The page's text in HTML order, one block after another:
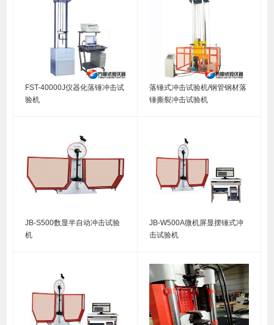
FST-40000J仪器化落锤冲击试
验机
落锤式冲击试验机/钢管钢材落
锤撕裂冲击试验机
JB-S500数显半自动冲击试验
机
JB-W500A微机屏显摆锤式冲
击试验机